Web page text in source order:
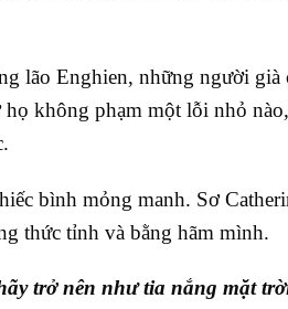
lão Enghien, những người già
không phạm một lỗi nhỏ
bình mỏng manh. Sơ
thức tỉnh và bằng hãm mình.
trở nên như tia nắng mặt